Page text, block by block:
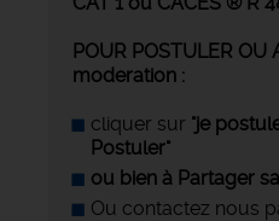
POUR POSTULER OU
moderation :
cliquer sur "je
Postuler"
ou bien à Partager
Ou contactez nous